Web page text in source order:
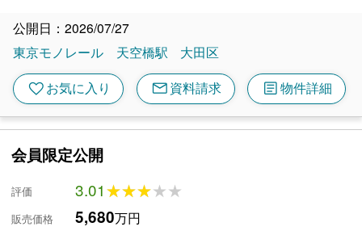
公開日：2026/07/27
東京モノレール
天空橋駅 大田区
favoriteお気に入り mail資料請求 article物件詳細
会員限定公開
評価 3.01★★★★★
★★★★★
販売価格 5,680万円